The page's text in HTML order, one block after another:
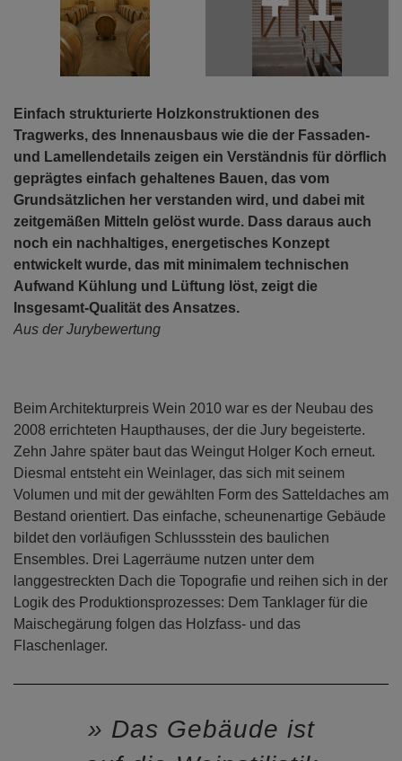
Einfach strukturierte Holzkonstruktionen des
Tragwerks, des Innenausbaus wie die der Fassaden-
und Lamellendetails zeigen ein Verständnis für dörflich
geprägtes einfach gehaltenes Bauen, das vom
Grundsätzlichen her verstanden wird, und dabei mit
zeitgemäßen Mitteln gelöst wurde. Dass daraus auch
noch ein nachhaltiges, energetisches Konzept
entwickelt wurde, das mit minimalem technischen
Aufwand Kühlung und Lüftung löst, zeigt die
Insgesamt-Qualität des Ansatzes.
Aus der Jurybewertung
Beim Architekturpreis Wein 2010 war es der Neubau des
2008 errichteten Haupthauses, der die Jury begeisterte.
Zehn Jahre später baut das Weingut Holger Koch erneut.
Diesmal entsteht ein Weinlager, das sich mit seinem
Volumen und mit der gewählten Form des Satteldaches am
Bestand orientiert. Das einfache, scheunenartige Gebäude
bildet den vorläufigen Schlussstein des baulichen
Ensembles. Drei Lagerräume nutzen unter dem
langgestreckten Dach die Topografie und reihen sich in der
Logik des Produktionsprozesses: Dem Tanklager für die
Maischegärung folgen das Holzfass- und das
Flaschenlager.
Das Gebäude ist